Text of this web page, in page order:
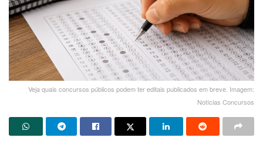
Veja quais concursos públicos podem ter editais publicados em breve. Imagem:
Notícias Concursos